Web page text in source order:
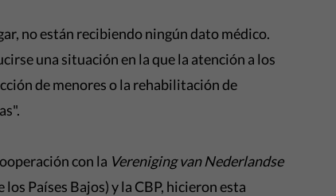
no están recibiendo ningún dato médico.
una situación en la que la atención a los
de menores o la rehabilitación de
con la Vereniging van Nederlandse
Países Bajos) y la CBP, hicieron esta